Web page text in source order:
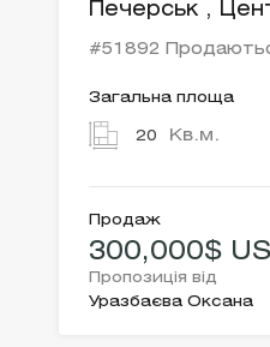
Печерськ ,
#51892
Загальна площа
20 Кв.м.
Продаж
300,000$
Пропозиція від
Уразбаєва Оксана